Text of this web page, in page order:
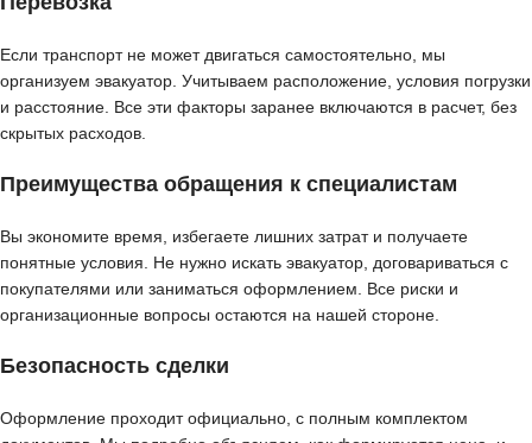
Если транспорт не может двигаться самостоятельно, мы
организуем эвакуатор. Учитываем расположение, условия погрузки
и расстояние. Все эти факторы заранее включаются в расчет, без
скрытых расходов.
Преимущества обращения к специалистам
Вы экономите время, избегаете лишних затрат и получаете
понятные условия. Не нужно искать эвакуатор, договариваться с
покупателями или заниматься оформлением. Все риски и
организационные вопросы остаются на нашей стороне.
Безопасность сделки
Оформление проходит официально, с полным комплектом